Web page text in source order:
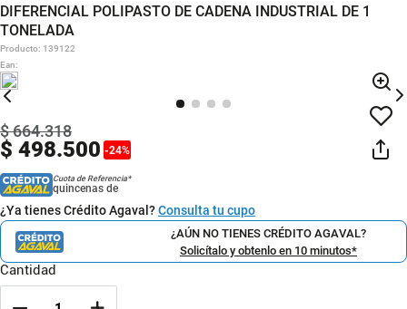
DIFERENCIAL POLIPASTO DE CADENA INDUSTRIAL DE 1
TONELADA
Producto: 139122
Ean:
$ 498.500 -24%
$664.318
Cuota de Referencia*
quincenas de
¿Ya tienes Crédito Agaval?Consulta tu cupo
¿AÚN NO TIENES CRÉDITO AGAVAL?
Solicítalo y obtenlo en 10 minutos*
Cantidad